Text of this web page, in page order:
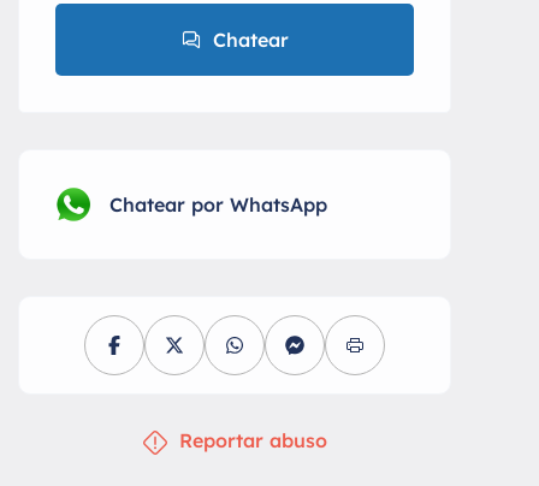
Chatear
Chatear por WhatsApp
Reportar abuso